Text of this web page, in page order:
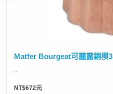
Matfer Bourgeat可麗露銅模
..
NT$672元